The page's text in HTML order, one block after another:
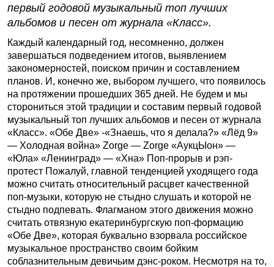
первый годовой музыкальный топ лучших
альбомов и песен от журнала «Класс».
Каждый календарный год, несомненно, должен
завершаться подведением итогов, выявлением
закономерностей, поиском причин и составлением
планов. И, конечно же, выбором лучшего, что появилось
на протяжении прошедших 365 дней. Не будем и мы
сторониться этой традиции и составим первый годовой
музыкальный топ лучших альбомов и песен от журнала
«Класс». «Обе Две» -«Знаешь, что я делала?» «Лёд 9»
— Холодная война» Zorge — Zorge «АукцЫон» —
«Юла» «Ленинград» — «Хна» Поп-прорыв и рэп-
протест Пожалуй, главной тенденцией уходящего года
можно считать относительный расцвет качественной
поп-музыки, которую не стыдно слушать и которой не
стыдно подпевать. Флагманом этого движения можно
считать отвязную екатеринбургскую поп-формацию
«Обе Две», которая буквально взорвала российское
музыкальное пространство своим бойким
соблазнительным девичьим дэнс-роком. Несмотря на то,